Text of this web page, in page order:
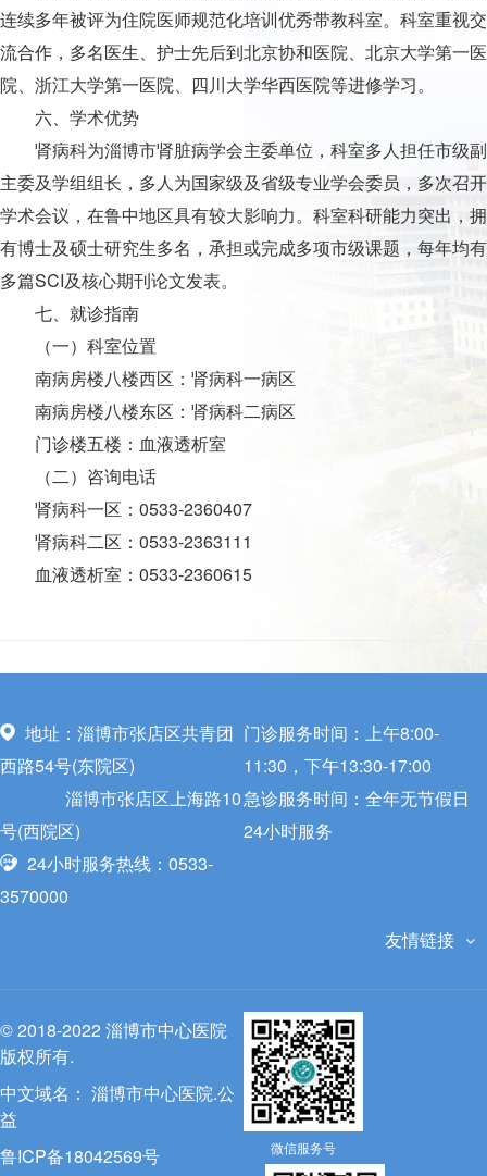
连续多年被评为住院医师规范化培训优秀带教科室。科室重视交
流合作，多名医生、护士先后到北京协和医院、北京大学第一医
院、浙江大学第一医院、四川大学华西医院等进修学习。
六、学术优势
肾病科为淄博市肾脏病学会主委单位，科室多人担任市级副
主委及学组组长，多人为国家级及省级专业学会委员，多次召开
学术会议，在鲁中地区具有较大影响力。科室科研能力突出，拥
有博士及硕士研究生多名，承担或完成多项市级课题，每年均有
多篇SCI及核心期刊论文发表。
七、就诊指南
（一）科室位置
南病房楼八楼西区： 肾病科一病区
南病房楼八楼东区： 肾病科二病区
门诊楼五楼：血液透析室
（二）咨询电话
肾病科一区：0533-2360407
肾病科二区：0533-2363111
血液透析室：0533-2360615
地址：淄博市张店区共青团
西路54号(东院区)
淄博市张店区上海路10
号(西院区)
24小时服务热线：0533-
3570000
门诊服务时间：上午8:00-
11:30，下午13:30-17:00
急诊服务时间：全年无节假日
24小时服务
友情链接
© 2018-2022 淄博市中心医院
版权所有.
中文域名： 淄博市中心医院.公
益
鲁ICP备18042569号
微信服务号